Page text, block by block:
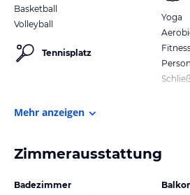
Basketball
Volleyball
Tennisplatz
Yoga
Mehr anzeigen
Zimmerausstattung
Badezimmer